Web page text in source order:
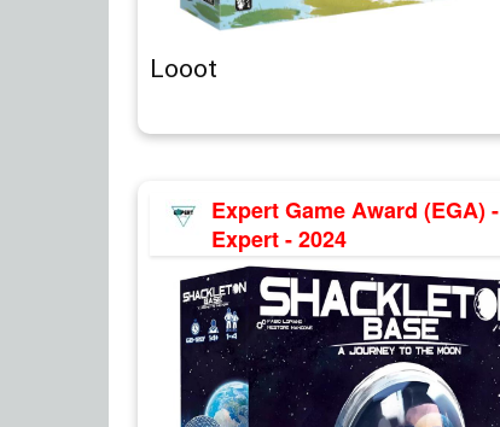
Looot
Expert Game Award (EGA) -
Expert - 2024